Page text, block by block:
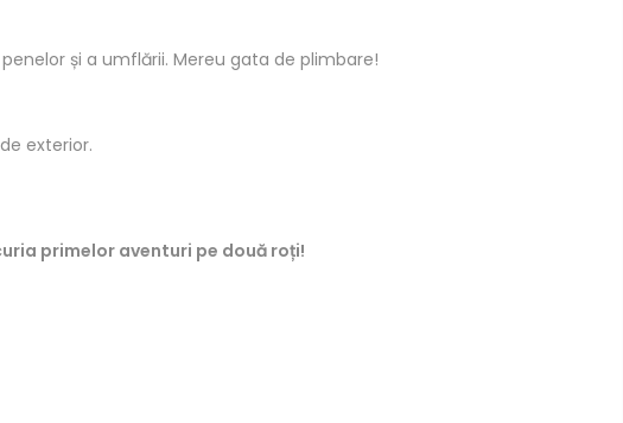
și a umflării. Mereu gata de plimbare!
exterior.
primelor aventuri pe două roți!